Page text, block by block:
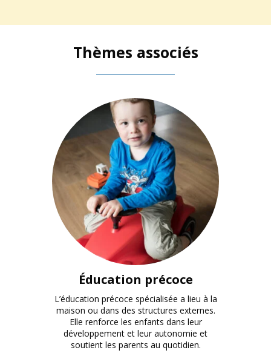
Thèmes associés
Éducation précoce
L’éducation précoce spécialisée a lieu à la
maison ou dans des structures externes.
Elle renforce les enfants dans leur
développement et leur autonomie et
soutient les parents au quotidien.